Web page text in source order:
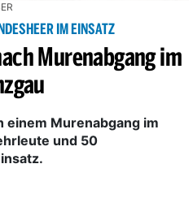
IM EINSATZ
Murenabgang im
einem Murenabgang im
und 50